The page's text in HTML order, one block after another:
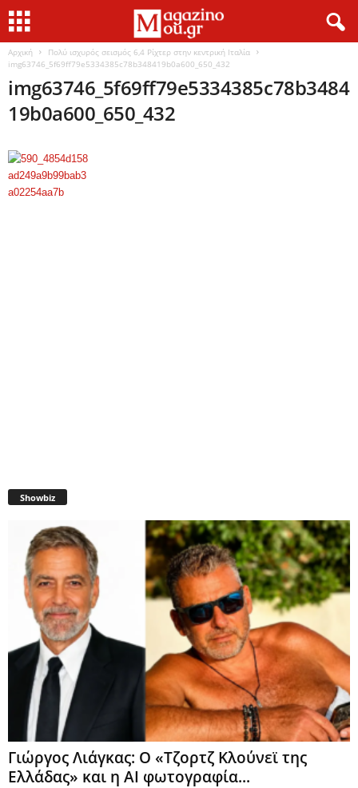
Αρχική
Πολύ ισχυρός σεισμός 6,4 Ρίχτερ στην κεντρική Ιταλία
img63746_5f69ff79e5334385c78b348419b0a600_650_432
img63746_5f69ff79e5334385c78b3484
19b0a600_650_432
Showbiz
Γιώργος Λιάγκας: Ο «Τζορτζ Κλούνεϊ της
Ελλάδας» και η AI φωτογραφία...